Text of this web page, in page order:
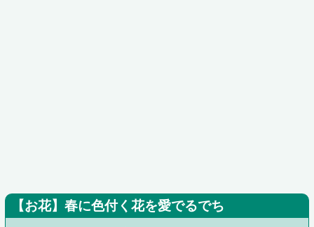
【お花】春に色付く花を愛でるでち